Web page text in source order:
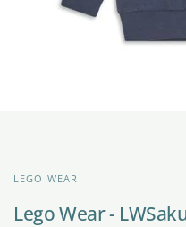
LEGO WEAR
Lego Wear -